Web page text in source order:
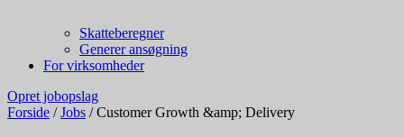
Skatteberegner
Generer ansøgning
For virksomheder
Opret jobopslag
Forside / Jobs / Customer Growth &amp; Delivery